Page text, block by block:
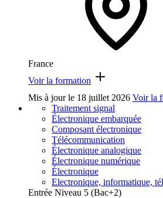
France
Voir la formation
Mis à jour le 18 juillet 2026 Voir la
Traitement signal
Électronique embarquée
Composant électronique
Télécommunication
Électronique analogique
Électronique numérique
Électronique
Electronique, informatique,
Entrée Niveau 5 (Bac+2)